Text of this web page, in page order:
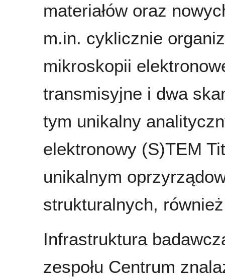
materiałów oraz
m.in. cyklicznie
mikroskopii
transmisyjne i dwa
tym unikalny
elektronowy (S)TEM
unikalnym
strukturalnych,
Infrastruktura
zespołu Centrum